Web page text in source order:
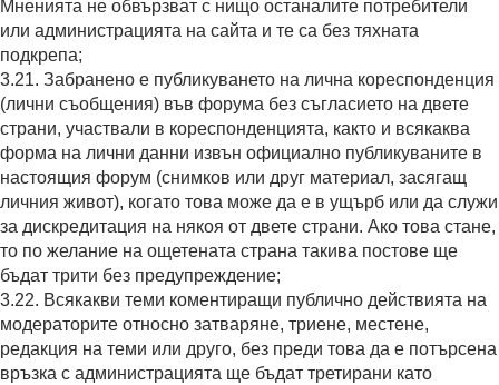
Мненията не обвързват с нищо останалите потребители
или администрацията на сайта и те са без тяхната
подкрепа;
3.21. Забранено е публикуването на лична кореспонденция
(лични съобщения) във форума без съгласието на двете
страни, участвали в кореспонденцията, както и всякаква
форма на лични данни извън официално публикуваните в
настоящия форум (снимков или друг материал, засягащ
личния живот), когато това може да е в ущърб или да служи
за дискредитация на някоя от двете страни. Ако това стане,
то по желание на ощетената страна такива постове ще
бъдат трити без предупреждение;
3.22. Всякакви теми коментиращи публично действията на
модераторите относно затваряне, триене, местене,
редакция на теми или друго, без преди това да е потърсена
връзка с администрацията ще бъдат третирани като